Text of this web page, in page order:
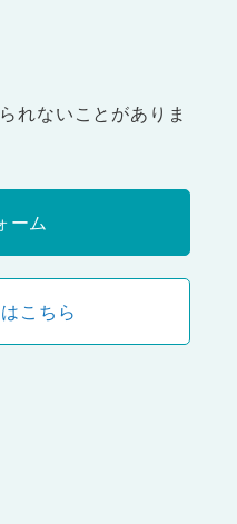
れないことがありま
ーム
こちら